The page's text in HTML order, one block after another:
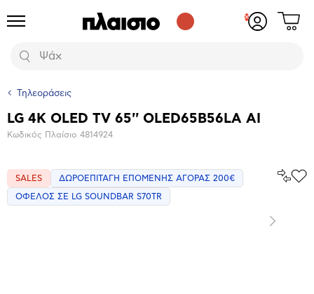
Προϊόντα
Αναζήτηση
Δες
Τηλεοράσεις
Βασικά
LG 4K OLED TV 65'' OLED65B56LA AI
Κωδικός Πλαίσιο 4814924
SALES ΔΩΡΟΕΠΙΤΑΓΗ ΕΠΟΜΕΝΗΣ ΑΓΟΡΑΣ 200€
ΟΦΕΛΟΣ ΣΕ LG SOUNDBAR S70TR
Επόμενο